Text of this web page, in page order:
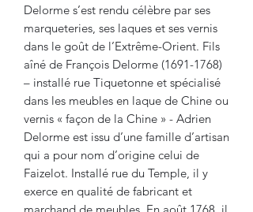
Delorme s’est rendu célèbre par ses
marqueteries, ses laques et ses vernis
dans le goût de l’Extrême-Orient. Fils
aîné de François Delorme (1691-1768)
– installé rue Tiquetonne et spécialisé
dans les meubles en laque de Chine ou
vernis « façon de la Chine » - Adrien
Delorme est issu d’une famille d’artisan
qui a pour nom d’origine celui de
Faizelot. Installé rue du Temple, il y
exerce en qualité de fabricant et